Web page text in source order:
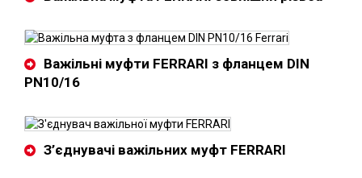
Важільні муфти FERRARI з фланцем DIN
PN10/16
З’єднувачі важільних муфт FERRARI